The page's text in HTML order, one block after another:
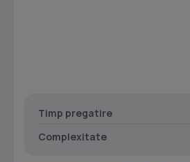
Timp pregatire
Complexitate